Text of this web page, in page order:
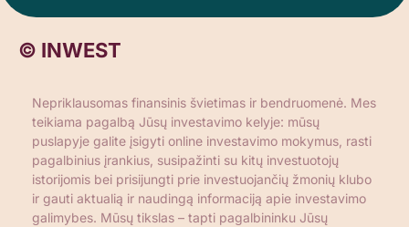
© INWEST
Nepriklausomas finansinis švietimas ir bendruomenė. Mes
teikiama pagalbą Jūsų investavimo kelyje: mūsų
puslapyje galite įsigyti online investavimo mokymus, rasti
pagalbinius įrankius, susipažinti su kitų investuotojų
istorijomis bei prisijungti prie investuojančių žmonių klubo
ir gauti aktualią ir naudingą informaciją apie investavimo
galimybes. Mūsų tikslas – tapti pagalbininku Jūsų